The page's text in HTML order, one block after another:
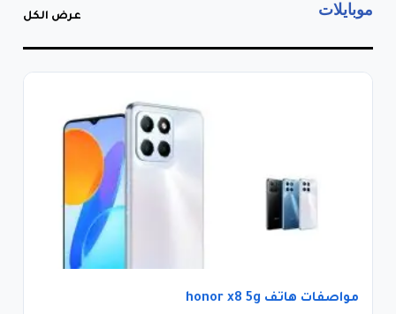
موبايلات عرض الكل
مواصفات هاتف honor x8 5g